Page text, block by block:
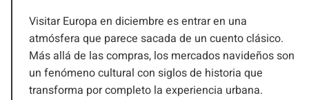
Visitar Europa en diciembre es entrar en una
atmósfera que parece sacada de un cuento clásico.
Más allá de las compras, los mercados navideños son
un fenómeno cultural con siglos de historia que
transforma por completo la experiencia urbana.